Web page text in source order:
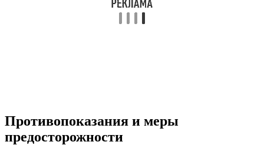
Противопоказания и меры
предосторожности